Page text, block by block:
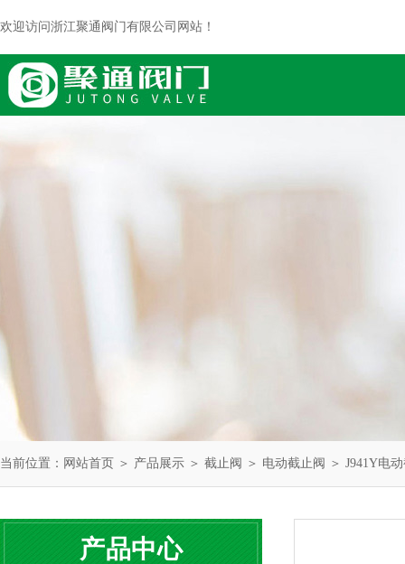
欢迎访问浙江聚通阀门有限公司网站！
当前位置： 网站首页 ＞ 产品展示 ＞ 截止阀 ＞ 电动截止阀 ＞ J941Y电
产品中心